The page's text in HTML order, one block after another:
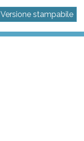
Versione stampabile